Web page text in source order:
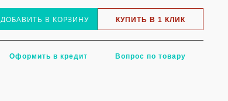
ДОБАВИТЬ В КОРЗИНУ КУПИТЬ В 1 КЛИК
Оформить в кредит Вопрос по товару